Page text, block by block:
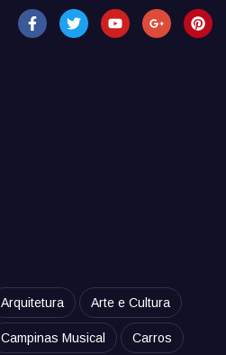
Arquitetura Arte e Cultura
Campinas Musical Carros